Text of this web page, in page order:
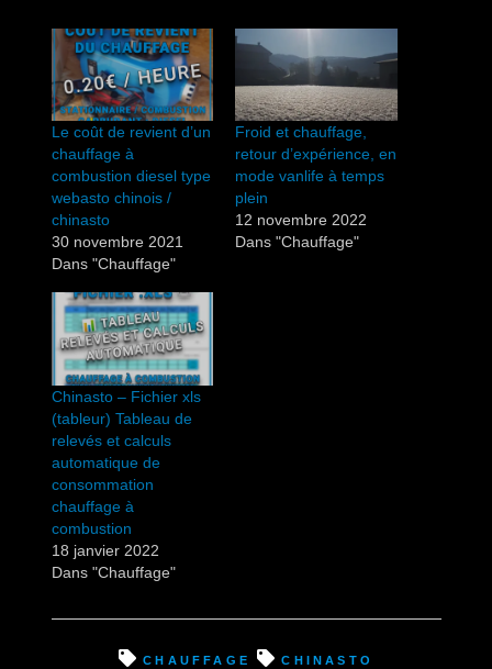
Le coût de revient d’un
chauffage à
combustion diesel type
webasto chinois /
chinasto
30 novembre 2021
Dans "Chauffage"
Froid et chauffage,
retour d’expérience, en
mode vanlife à temps
plein
12 novembre 2022
Dans "Chauffage"
Chinasto – Fichier xls
(tableur) Tableau de
relevés et calculs
automatique de
consommation
chauffage à
combustion
18 janvier 2022
Dans "Chauffage"
chauffage
chinasto